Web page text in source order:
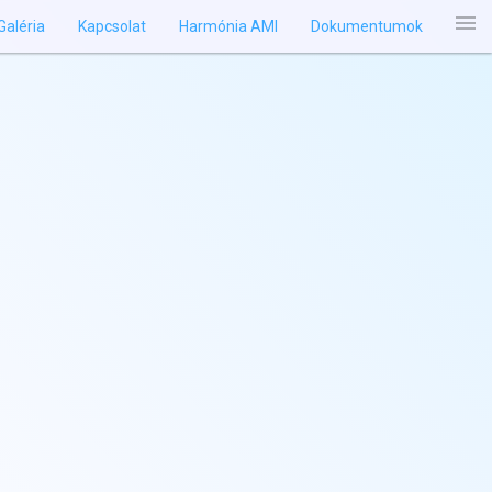
Kapcsolat Harmónia AMI Dokumentumok menu